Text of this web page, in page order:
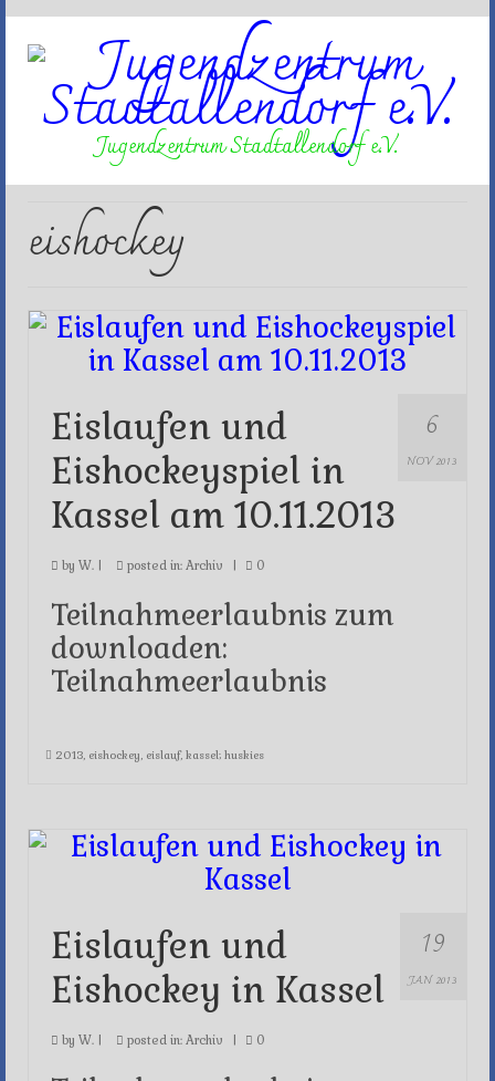
Jugendzentrum Stadtallendorf e.V.
eishockey
6
NOV 2013
Eislaufen und
Eishockeyspiel in
Kassel am 10.11.2013
by W. posted in: Archiv 0
Teilnahmeerlaubnis zum
downloaden:
Teilnahmeerlaubnis
2013, eishockey, eislauf, kassel; huskies
19
JAN 2013
Eislaufen und
Eishockey in Kassel
by W. posted in: Archiv 0